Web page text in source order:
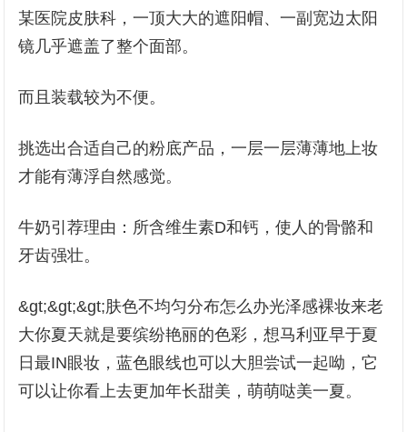
某医院皮肤科，一顶大大的遮阳帽、一副宽边太阳
镜几乎遮盖了整个面部。
而且装载较为不便。
挑选出合适自己的粉底产品，一层一层薄薄地上妆
才能有薄浮自然感觉。
牛奶引荐理由：所含维生素D和钙，使人的骨骼和
牙齿强壮。
&gt;&gt;&gt;肤色不均匀分布怎么办光泽感裸妆来老
大你夏天就是要缤纷艳丽的色彩，想马利亚早于夏
日最IN眼妆，蓝色眼线也可以大胆尝试一起呦，它
可以让你看上去更加年长甜美，萌萌哒美一夏。